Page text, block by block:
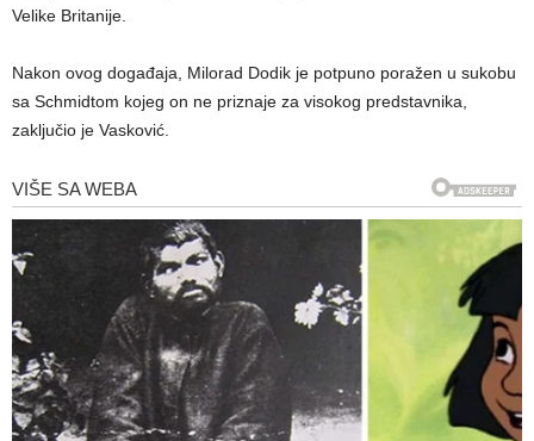
Velike Britanije.
Nakon ovog događaja, Milorad Dodik je potpuno poražen u sukobu
sa Schmidtom kojeg on ne priznaje za visokog predstavnika,
zaključio je Vasković.